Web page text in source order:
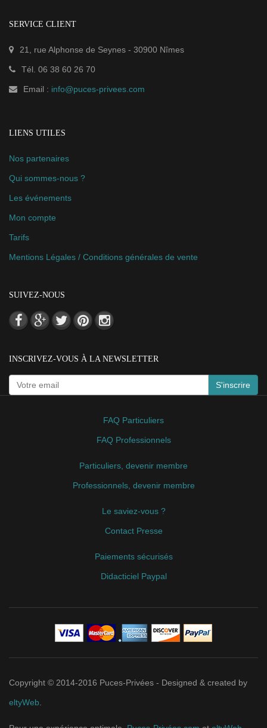
SERVICE CLIENT
21, rue Alphonse de Seynes - 30900 Nîmes
Tél. 06 38 60 26 70
Email : info@puces-privees.com
LIENS UTILES
Nos partenaires
Qui sommes-nous ?
Les événements
Mon compte
Tarifs
Mentions Légales / Conditions générales de vente
SUIVEZ-NOUS
INSCRIVEZ-VOUS À LA NEWSLETTER
S'inscrire
FAQ Particuliers
FAQ Professionnels
Particuliers, devenir membre
Professionnels, devenir membre
Le saviez-vous ?
Contact Presse
Paiements sécurisés
Didacticiel Paypal
Copyright © 2014-2016 Puces-Privées - Designed & created by
eltyWeb